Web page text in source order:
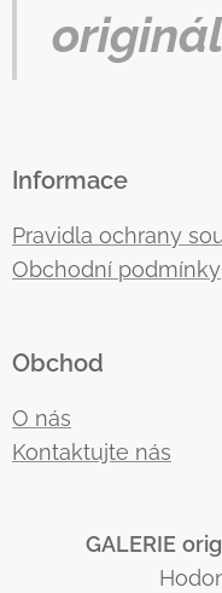
Informace
Pravidla ochrany
Obchodní podmínky
Obchod
O nás
Kontaktujte nás
GALERIE